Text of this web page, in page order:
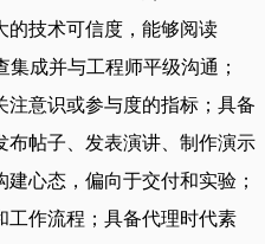
的技术可信度，能够阅读
集成并与工程师平级沟通；
意识或参与度的指标；具备
布帖子、发表演讲、制作演示
心态，偏向于交付和实验；
工作流程；具备代理时代素